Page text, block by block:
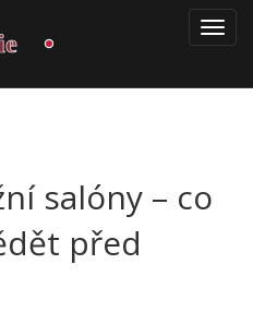
salóny – co
před